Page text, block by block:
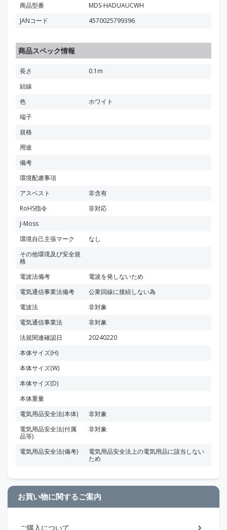
商品型番
MDS-HADUAUCWH
JANコード
4570025799396
商品スペック情報
長さ
0.1m
結線
色
ホワイト
端子
規格
用途
備考
環境配慮事項
アスベスト
非含有
RoHS指令
非対応
J-Moss
環境自己主張マーク
なし
その他環境及び安全規
格
電波法備考
電波を発しないため
電気通信事業法備考
公衆回線に接続しない為
電波法
非対象
電気通信事業法
非対象
法規関連確認日
20240220
本体サイズ(H)
本体サイズ(W)
本体サイズ(D)
本体重量
電気用品安全法(本体)
非対象
電気用品安全法(付属
品等)
非対象
電気用品安全法(備考)
電気用品安全法上の電気用品に該当しない
ため
お買い物に関するご案内
ご購入について